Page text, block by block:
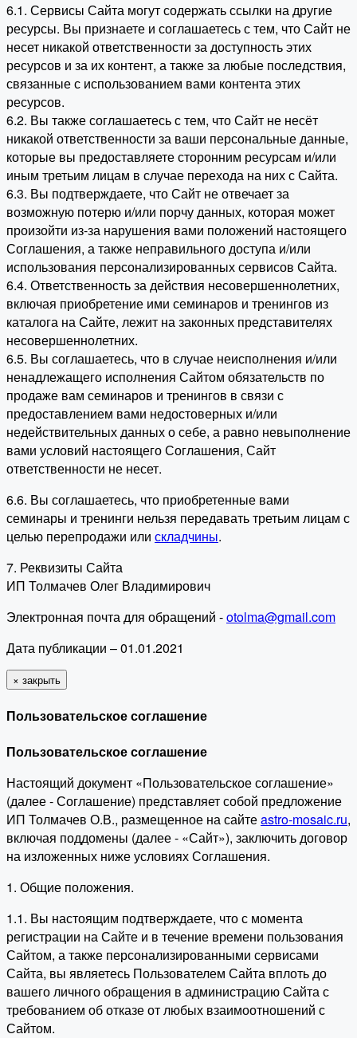
6.1. Сервисы Сайта могут содержать ссылки на другие
ресурсы. Вы признаете и соглашаетесь с тем, что Сайт не
несет никакой ответственности за доступность этих
ресурсов и за их контент, а также за любые последствия,
связанные с использованием вами контента этих
ресурсов.
6.2. Вы также соглашаетесь с тем, что Сайт не несёт
никакой ответственности за ваши персональные данные,
которые вы предоставляете сторонним ресурсам и/или
иным третьим лицам в случае перехода на них с Сайта.
6.3. Вы подтверждаете, что Сайт не отвечает за
возможную потерю и/или порчу данных, которая может
произойти из-за нарушения вами положений настоящего
Соглашения, а также неправильного доступа и/или
использования персонализированных сервисов Сайта.
6.4. Ответственность за действия несовершеннолетних,
включая приобретение ими семинаров и тренингов из
каталога на Сайте, лежит на законных представителях
несовершеннолетних.
6.5. Вы соглашаетесь, что в случае неисполнения и/или
ненадлежащего исполнения Сайтом обязательств по
продаже вам семинаров и тренингов в связи с
предоставлением вами недостоверных и/или
недействительных данных о себе, а равно невыполнение
вами условий настоящего Соглашения, Сайт
ответственности не несет.
6.6. Вы соглашаетесь, что приобретенные вами
семинары и тренинги нельзя передавать третьим лицам с
целью перепродажи или складчины.
7. Реквизиты Сайта
ИП Толмачев Олег Владимирович
Электронная почта для обращений -otolma@gmail.com
Дата публикации – 01.01.2021
× закрыть
Пользовательское соглашение
Пользовательское соглашение
Настоящий документ «Пользовательское соглашение»
(далее - Соглашение) представляет собой предложение
ИП Толмачев О.В., размещенное на сайтеastro-mosaic.ru,
включая поддомены (далее - «Сайт»), заключить договор
на изложенных ниже условиях Соглашения.
1. Общие положения.
1.1. Вы настоящим подтверждаете, что с момента
регистрации на Сайте и в течение времени пользования
Сайтом, а также персонализированными сервисами
Сайта, вы являетесь Пользователем Сайта вплоть до
вашего личного обращения в администрацию Сайта с
требованием об отказе от любых взаимоотношений с
Сайтом.